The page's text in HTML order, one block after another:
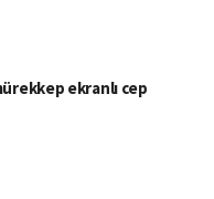
ekranlı cep